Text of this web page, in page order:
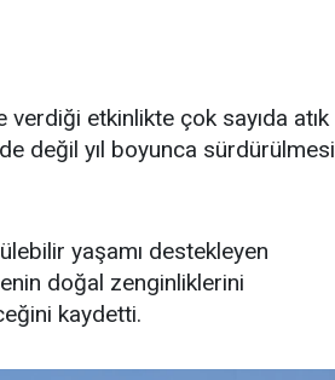
verdiği etkinlikte çok sayıda atık
değil yıl boyunca sürdürülmesi
yaşamı destekleyen
doğal zenginliklerini
kaydetti.